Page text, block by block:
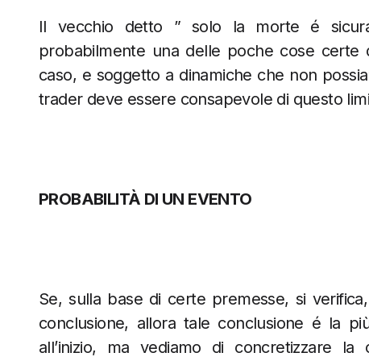
Il vecchio detto ” solo la morte é
probabilmente una delle poche cose
caso, e soggetto a dinamiche che non
trader deve essere consapevole di questo
PROBABILITÀ DI UN EVENTO
Se, sulla base di certe premesse, si
conclusione, allora tale conclusione é la
all’inizio, ma vediamo di concretizzare